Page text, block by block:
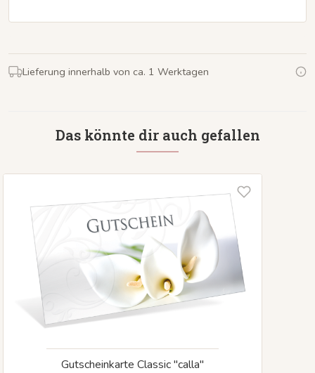
Lieferung innerhalb von ca. 1 Werktagen
Das könnte dir auch gefallen
Gutscheinkarte Classic "calla"